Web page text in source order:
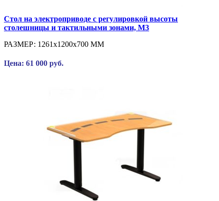
Стол на электроприводе с регулировкой высоты
столешницы и тактильными зонами, М3
РАЗМЕР: 1261x1200x700 ММ
Цена: 61 000 руб.